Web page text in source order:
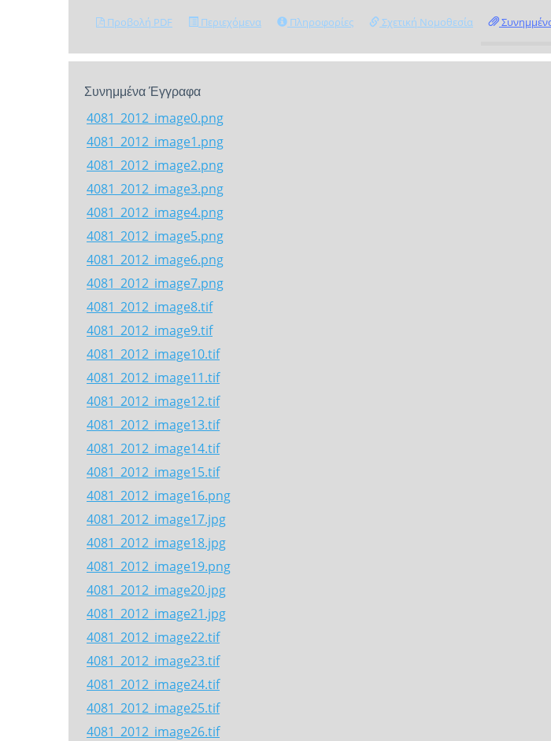
Προβολή PDF Περιεχόμενα Πληροφορίες Σχετική Νομοθεσία
Συνημμένα Έγγραφα
4081_2012_image0.png
4081_2012_image1.png
4081_2012_image2.png
4081_2012_image3.png
4081_2012_image4.png
4081_2012_image5.png
4081_2012_image6.png
4081_2012_image7.png
4081_2012_image8.tif
4081_2012_image9.tif
4081_2012_image10.tif
4081_2012_image11.tif
4081_2012_image12.tif
4081_2012_image13.tif
4081_2012_image14.tif
4081_2012_image15.tif
4081_2012_image16.png
4081_2012_image17.jpg
4081_2012_image18.jpg
4081_2012_image19.png
4081_2012_image20.jpg
4081_2012_image21.jpg
4081_2012_image22.tif
4081_2012_image23.tif
4081_2012_image24.tif
4081_2012_image25.tif
4081_2012_image26.tif